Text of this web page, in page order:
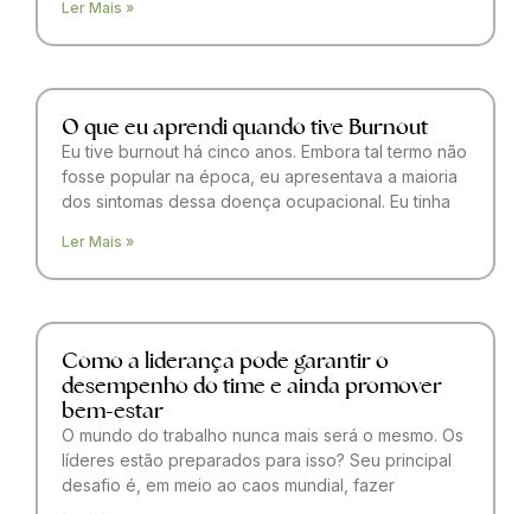
Ler Mais »
O que eu aprendi quando tive Burnout
Eu tive burnout há cinco anos. Embora tal termo não
fosse popular na época, eu apresentava a maioria
dos sintomas dessa doença ocupacional. Eu tinha
Ler Mais »
Como a liderança pode garantir o
desempenho do time e ainda promover
bem-estar
O mundo do trabalho nunca mais será o mesmo. Os
líderes estão preparados para isso? Seu principal
desafio é, em meio ao caos mundial, fazer